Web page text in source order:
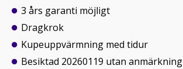
3 års garanti möjligt
Dragkrok
Kupeuppvärmning med tidur
Besiktad 20260119 utan anmärkning